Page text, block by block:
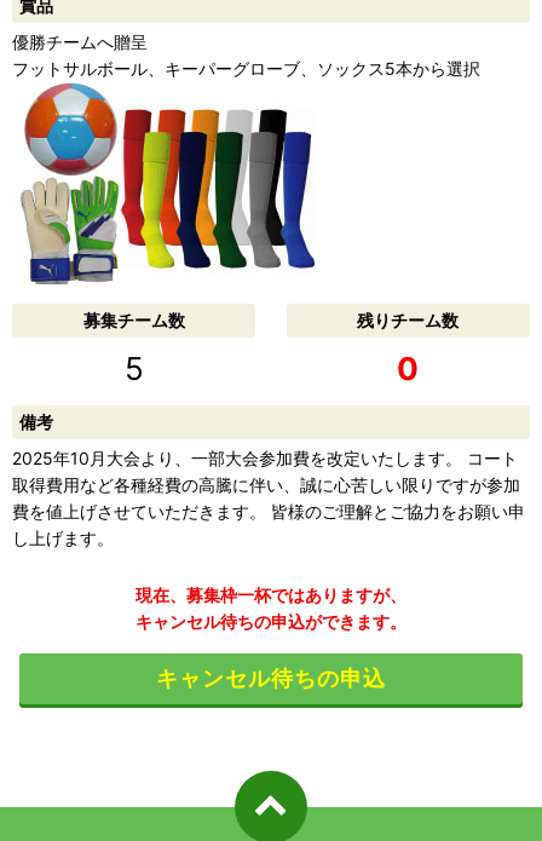
賞品
優勝チームへ贈呈
フットサルボール、キーパーグローブ、ソックス5本から選択
募集チーム数
5
残りチーム数
0
備考
2025年10月大会より、一部大会参加費を改定いたします。 コート
取得費用など各種経費の高騰に伴い、誠に心苦しい限りですが参加
費を値上げさせていただきます。 皆様のご理解とご協力をお願い申
し上げます。
現在、募集枠一杯ではありますが、
キャンセル待ちの申込ができます。
キャンセル待ちの申込